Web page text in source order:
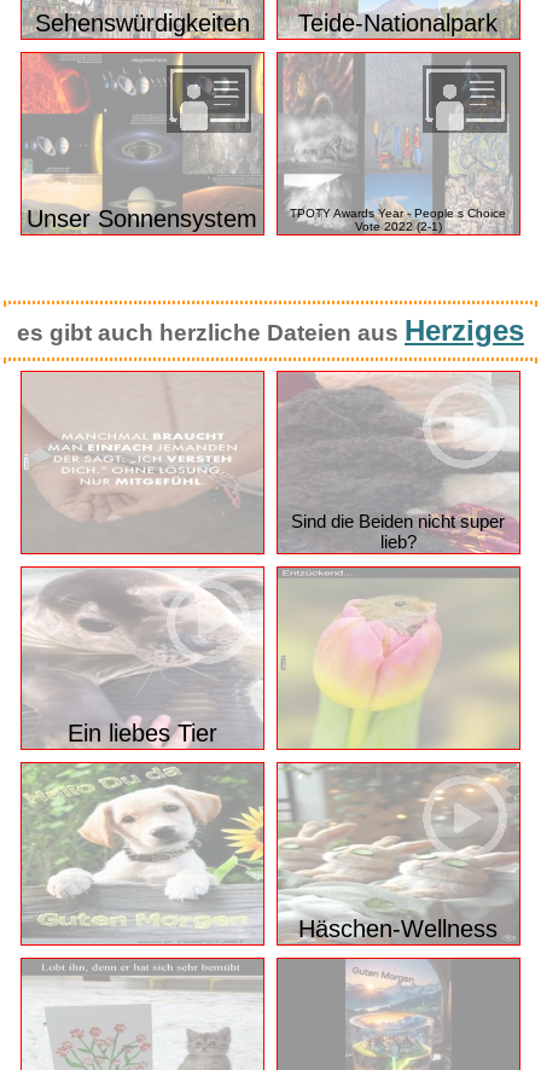
Sehenswürdigkeiten Teide-Nationalpark
Unser Sonnensystem
TPOTY Awards Year - People s Choice
Vote 2022 (2-1)
es gibt auch herzliche Dateien aus Herziges
Sind die Beiden nicht super
lieb?
Ein liebes Tier
Häschen-Wellness